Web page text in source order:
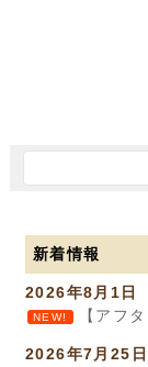
新着情報
2026年8月1日
NEW! 【アフタ
2026年7月25日